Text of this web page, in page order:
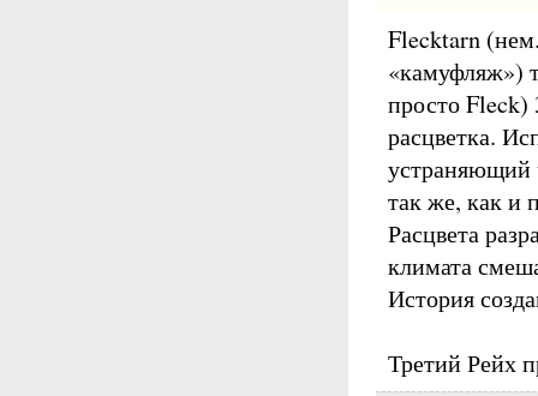
Flecktarn
«камуфляж»)
просто Fleck)
расцветка.
устраняющий
так же, как и
Расцвета
климата
История
Третий Рейх